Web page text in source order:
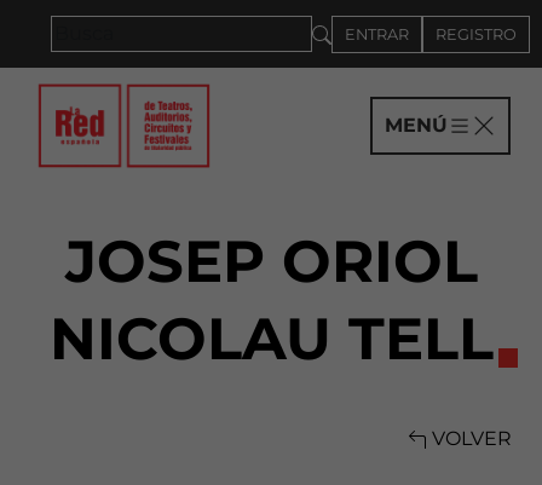
ENTRAR REGISTRO
MENÚ
JOSEP ORIOL
NICOLAU TELL
VOLVER